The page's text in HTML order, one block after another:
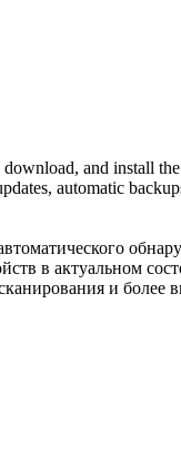
and install
automatic
в актуальном
и более